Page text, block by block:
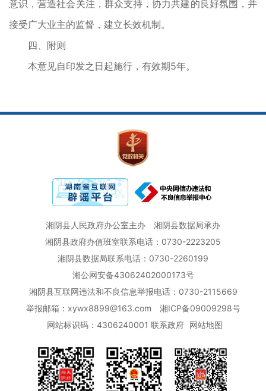
意识，营造社会关注，群众支持，协力共建的良好氛围，并
接受广大业主的监督，建立长效机制。
四、附则
本意见自印发之日起施行，有效期5年。
湘阴县人民政府办公室主办
湘阴县数据局承办
湘阴县政府办值班室联系电话：0730-2223205
湘阴县数据局联系电话：0730-2260199
湘公网安备43062402000173号
湘阴县互联网违法和不良信息举报电话：0730-2115669
举报邮箱：xywx8899@163.com
湘ICP备09009298号
网站标识码：4306240001 联系政府 网站地图